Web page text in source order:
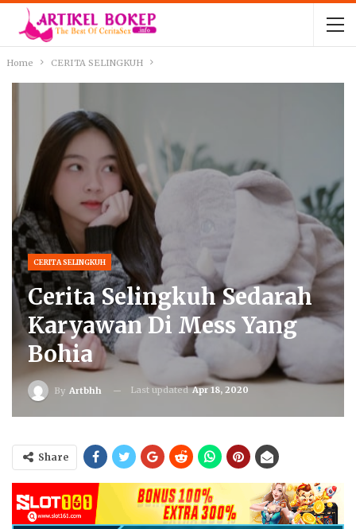
Home CERITA SELINGKUH
CERITA SELINGKUH
Cerita Selingkuh Sedarah
Karyawan Di Mess Yang
Bohia
By Artbhh Last updatedApr 18, 2020
Share